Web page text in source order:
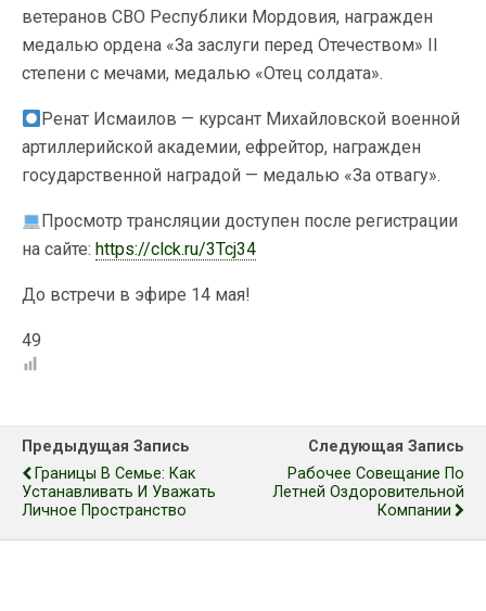
ветеранов СВО Республики Мордовия, награжден
медалью ордена «За заслуги перед Отечеством» II
степени с мечами, медалью «Отец солдата».
Ренат Исмаилов — курсант Михайловской военной
артиллерийской академии, ефрейтор, награжден
государственной наградой — медалью «За отвагу».
Просмотр трансляции доступен после регистрации
на сайте: https://clck.ru/3Tcj34
До встречи в эфире 14 мая!
49
Предыдущая Запись
Границы В Семье: Как
Устанавливать И Уважать
Личное Пространство
Следующая Запись
Рабочее Совещание По
Летней Оздоровительной
Компании